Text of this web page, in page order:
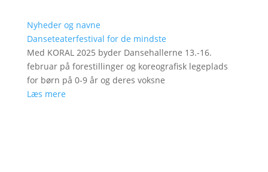
Nyheder og navne
Danseteaterfestival for de mindste
Med KORAL 2025 byder Dansehallerne 13.-16.
februar på forestillinger og koreografisk legeplads
for børn på 0-9 år og deres voksne
Læs mere